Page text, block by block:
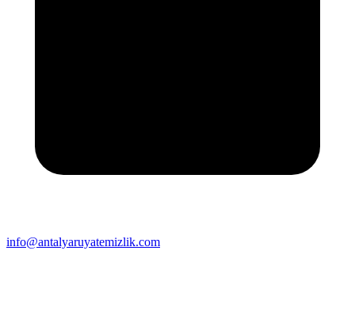
info@antalyaruyatemizlik.com